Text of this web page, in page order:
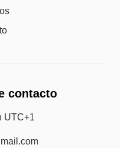
contacto
UTC+1